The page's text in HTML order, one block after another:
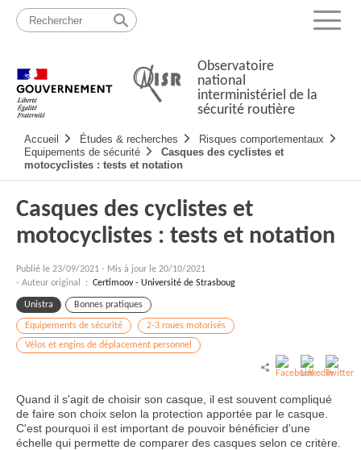
Passer
contenu
Menu
Observatoire
national
interministériel de la
sécurité routière
principale
Accueil Études & recherches
Risques comportementaux
Equipements de sécurité
Casques des cyclistes et
motocyclistes : tests et notation
Casques des cyclistes et
motocyclistes : tests et notation
Publié le 23/09/2021 - Mis à jour le 20/10/2021
- Auteur original : Certimoov - Université de Strasboug
Unistra Bonnes pratiques
Equipements de sécurité
2-3 roues motorisés
Vélos et engins de déplacement personnel
Quand il s'agit de choisir son casque, il est souvent compliqué
de faire son choix selon la protection apportée par le casque.
C'est pourquoi il est important de pouvoir bénéficier d'une
échelle qui permette de comparer des casques selon ce critère.